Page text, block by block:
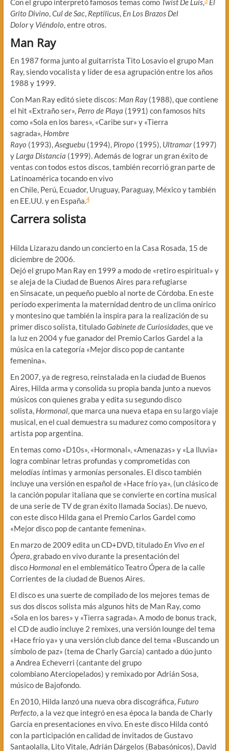
Con el grupo interpretó famosos temas como Twist De Luis, ​ El
Grito Divino,Cul de Sac, Reptilicus, En Los Brazos Del
Dolory Viéndolo, entre otros.
Man Ray
En 1987 forma junto al guitarrista Tito Losavio el grupo Man
Ray, siendo vocalista y líder de esa agrupación entre los años
1988 y 1999.
Con Man Ray editó siete discos: Man Ray(1988), que contiene
el hit «Extraño ser», Perro de Playa (1991) con famosos hits
como «Sola en los bares», «Caribe sur» y «Tierra
sagrada», Hombre
Rayo (1993),Aseguebu(1994), Piropo (1995), Ultramar(1997)
y Larga Distancia (1999). Además de lograr un gran éxito de
ventas con todos estos discos, también recorrió gran parte de
Latinoamérica tocando en vivo
en Chile, Perú, Ecuador, Uruguay, Paraguay, México y también
en EE.UU. y en España.4
Carrera solista
Hilda Lizarazu dando un concierto en la Casa Rosada, 15 de
diciembre de 2006.
Dejó el grupo Man Ray en 1999 a modo de «retiro espiritual» y
se aleja de la Ciudad de Buenos Aires para refugiarse
en Sinsacate, un pequeño pueblo al norte de Córdoba. En este
período experimenta la maternidad dentro de un clima onírico
y montesino que también la inspira para la realización de su
primer disco solista, tituladoGabinete de Curiosidades, que ve
la luz en 2004 y fue ganador del Premio Carlos Gardel a la
música en la categoría «Mejor disco pop de cantante
femenina».
En 2007, ya de regreso, reinstalada en la ciudad de Buenos
Aires, Hilda arma y consolida su propia banda junto a nuevos
músicos con quienes graba y edita su segundo disco
solista, Hormonal, que marca una nueva etapa en su largo viaje
musical, en el cual demuestra su madurez como compositora y
artista pop argentina.
En temas como «D10s», «Hormonal», «Amenazas» y «La lluvia»
logra combinar letras profundas y comprometidas con
melodías íntimas y armonías personales. El disco también
incluye una versión en español de «Hace frío ya», (un clásico de
la canción popular italiana que se convierte en cortina musical
de una serie de TV de gran éxito llamada Socias). De nuevo,
con este disco Hilda gana el Premio Carlos Gardel como
«Mejor disco pop de cantante femenina».
En marzo de 2009 edita un CD+DVD, titulado En Vivo en el
Ópera, grabado en vivo durante la presentación del
disco Hormonalen el emblemático Teatro Ópera de la calle
Corrientes de la ciudad de Buenos Aires.
El disco es una suerte de compilado de los mejores temas de
sus dos discos solista más algunos hits de Man Ray, como
«Sola en los bares» y «Tierra sagrada». A modo de bonus track,
el CD de audio incluye 2 remixes, una versión lounge del tema
«Hace frío ya» y una versión club dance del tema «Buscando un
símbolo de paz» (tema de Charly García) cantado a dúo junto
a Andrea Echeverri (cantante del grupo
colombiano Aterciopelados) y remixado por Adrián Sosa,
músico de Bajofondo.
En 2010, Hilda lanzó una nueva obra discográfica, Futuro
Perfecto, a la vez que integró en esa época la banda de Charly
García en presentaciones en vivo. En este disco Hilda contó
con la participación en calidad de invitados de Gustavo
Santaolalla, Lito Vitale, Adrián Dárgelos (Babasónicos), David